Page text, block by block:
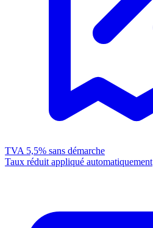
TVA 5,5% sans démarche
Taux réduit appliqué automatiquement